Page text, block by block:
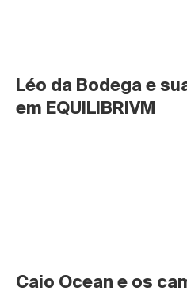
Léo da Bodega e
em EQUILIBRIVM
Caio Ocean e os